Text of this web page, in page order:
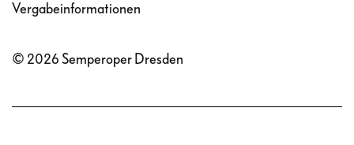
Vergabeinformationen
© 2026 Semperoper Dresden